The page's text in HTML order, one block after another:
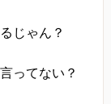
由によらな
人情報を第
。
じゃん？
ってない？